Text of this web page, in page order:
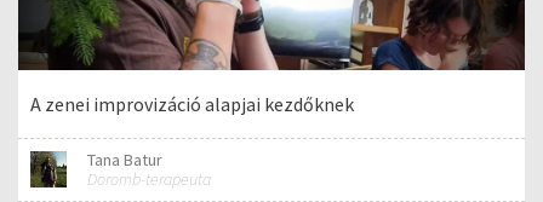
A zenei improvizáció alapjai kezdőknek
Tana Batur
Doromb-terapeuta